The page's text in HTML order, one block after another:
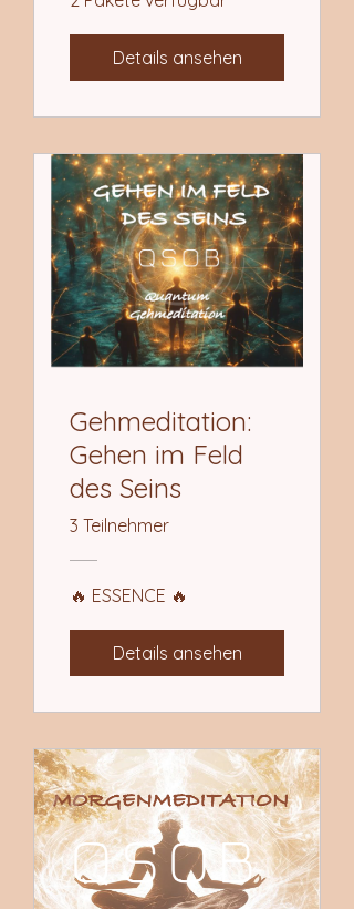
Details ansehen
Gehmeditation:
Gehen im Feld
des Seins
3 Teilnehmer
🔥 ESSENCE 🔥
Details ansehen